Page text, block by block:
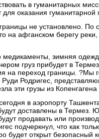
в гуманитарных
для оказания
не установлено. По
на афганском берегу
медикаменты, зимняя
груз прибудет в
на переход границы. ?Мы
Руди Родригес,
эти грузы из Копенгагена
в аэропорту
доставлены в
продавать или
подчеркнул, что как
будет открыт безопасный